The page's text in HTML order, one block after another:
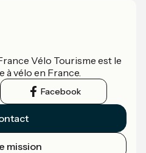
Vélo Tourisme est le
à vélo en France.
Facebook
mission